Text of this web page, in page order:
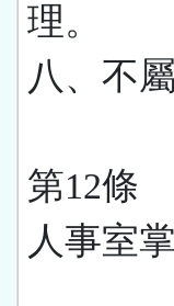
理。
八、不
第12條
人事室